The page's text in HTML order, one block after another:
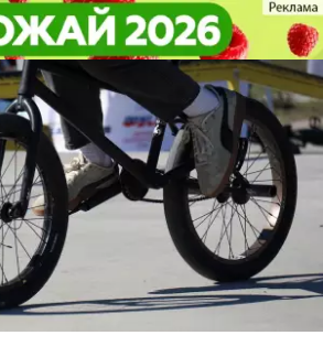
- Всемирный день
- Всемирный день
курсы валют